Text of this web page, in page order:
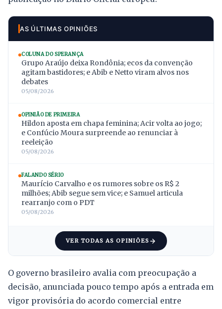
AS ÚLTIMAS OPINIÕES
COLUNA DO SPERANÇA
Grupo Araújo deixa Rondônia; ecos da convenção
agitam bastidores; e Abib e Netto viram alvos nos
debates
05/08/2026
OPINIÃO DE PRIMEIRA
Hildon aposta em chapa feminina; Acir volta ao jogo;
e Confúcio Moura surpreende ao renunciar à
reeleição
05/08/2026
FALANDO SÉRIO
Maurício Carvalho e os rumores sobre os R$ 2
milhões; Abib segue sem vice; e Samuel articula
rearranjo com o PDT
05/08/2026
VER TODAS AS OPINIÕES
O governo brasileiro avalia com preocupação a
decisão, anunciada pouco tempo após a entrada em
vigor provisória do acordo comercial entre